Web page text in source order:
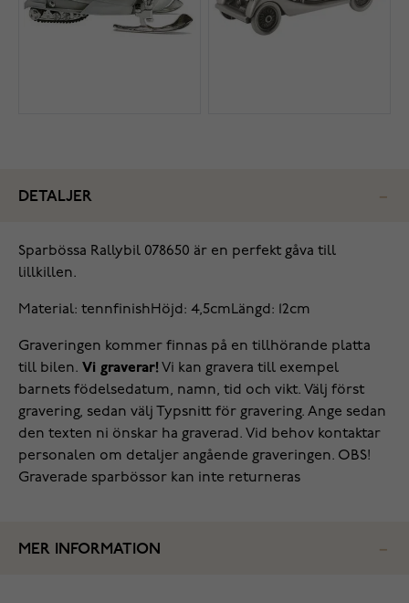
DETALJER
Sparbössa Rallybil 078650 är en perfekt gåva till
lillkillen.
Material: tennfinishHöjd: 4,5cmLängd: 12cm
Graveringen kommer finnas på en tillhörande platta
till bilen. Vi graverar! Vi kan gravera till exempel
barnets födelsedatum, namn, tid och vikt. Välj först
gravering, sedan välj Typsnitt för gravering. Ange sedan
den texten ni önskar ha graverad. Vid behov kontaktar
personalen om detaljer angående graveringen. OBS!
Graverade sparbössor kan inte returneras
MER INFORMATION